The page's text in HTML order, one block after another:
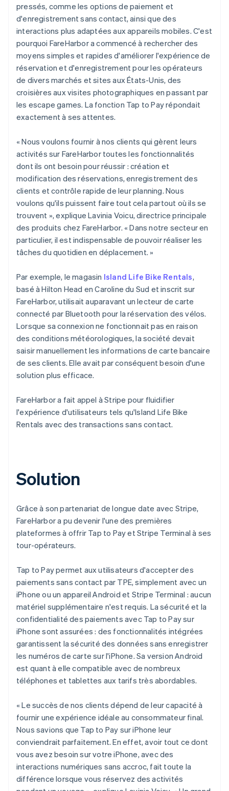
pressés, comme les options de paiement et
d'enregistrement sans contact, ainsi que des
interactions plus adaptées aux appareils mobiles. C'est
pourquoi FareHarbor a commencé à rechercher des
moyens simples et rapides d'améliorer l'expérience de
réservation et d'enregistrement pour les opérateurs
de divers marchés et sites aux États-Unis, des
croisières aux visites photographiques en passant par
les escape games. La fonction Tap to Pay répondait
exactement à ses attentes.
« Nous voulons fournir à nos clients qui gèrent leurs
activités sur FareHarbor toutes les fonctionnalités
dont ils ont besoin pour réussir : création et
modification des réservations, enregistrement des
clients et contrôle rapide de leur planning. Nous
voulons qu'ils puissent faire tout cela partout où ils se
trouvent », explique Lavinia Voicu, directrice principale
des produits chez FareHarbor. « Dans notre secteur en
particulier, il est indispensable de pouvoir réaliser les
tâches du quotidien en déplacement. »
Par exemple, le magasin Island Life Bike Rentals,
basé à Hilton Head en Caroline du Sud et inscrit sur
FareHarbor, utilisait auparavant un lecteur de carte
connecté par Bluetooth pour la réservation des vélos.
Lorsque sa connexion ne fonctionnait pas en raison
des conditions météorologiques, la société devait
saisir manuellement les informations de carte bancaire
de ses clients. Elle avait par conséquent besoin d'une
solution plus efficace.
FareHarbor a fait appel à Stripe pour fluidifier
l'expérience d'utilisateurs tels qu'Island Life Bike
Rentals avec des transactions sans contact.
Solution
Grâce à son partenariat de longue date avec Stripe,
FareHarbor a pu devenir l'une des premières
plateformes à offrir Tap to Pay et Stripe Terminal à ses
tour-opérateurs.
Tap to Pay permet aux utilisateurs d'accepter des
paiements sans contact par TPE, simplement avec un
iPhone ou un appareil Android et Stripe Terminal : aucun
matériel supplémentaire n'est requis. La sécurité et la
confidentialité des paiements avec Tap to Pay sur
iPhone sont assurées : des fonctionnalités intégrées
garantissent la sécurité des données sans enregistrer
les numéros de carte sur l'iPhone. Sa version Android
est quant à elle compatible avec de nombreux
téléphones et tablettes aux tarifs très abordables.
« Le succès de nos clients dépend de leur capacité à
fournir une expérience idéale au consommateur final.
Nous savions que Tap to Pay sur iPhone leur
conviendrait parfaitement. En effet, avoir tout ce dont
vous avez besoin sur votre iPhone, avec des
interactions numériques sans accroc, fait toute la
différence lorsque vous réservez des activités